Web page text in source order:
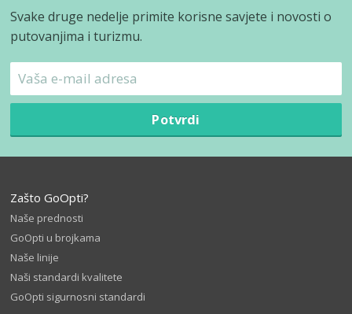
Svake druge nedelje primite korisne savjete i novosti o
putovanjima i turizmu.
Potvrdi
Zašto GoOpti?
Naše prednosti
GoOpti u brojkama
Naše linije
Naši standardi kvalitete
GoOpti sigurnosni standardi